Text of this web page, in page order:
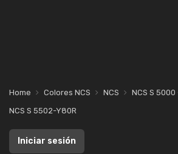
Home Colores NCS NCS
NCS S
NCS S 5502-Y80R
Iniciar sesión